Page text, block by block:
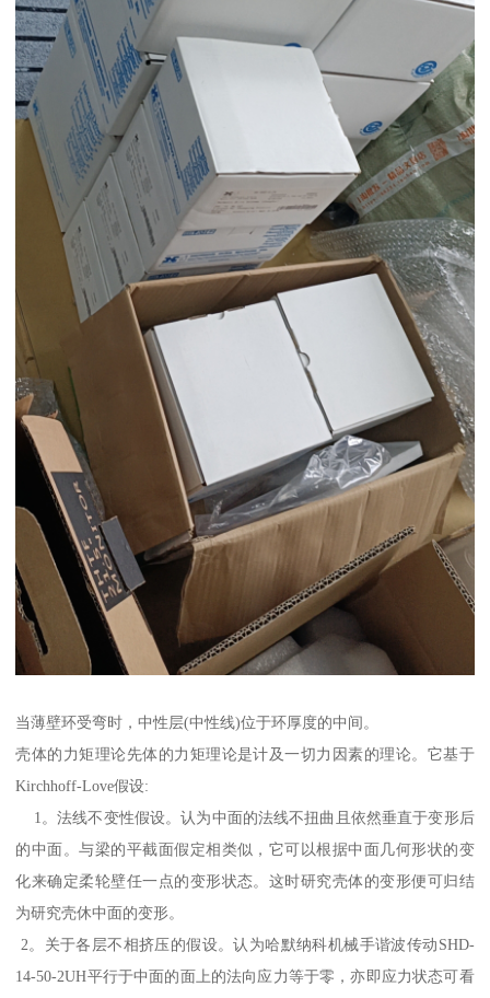
当薄壁环受弯时，中性层(中性线)位于环厚度的中间。
壳体的力矩理论先体的力矩理论是计及一切力因素的理论。它基于
Kirchhoff-Love假设:
1。法线不变性假设。认为中面的法线不扭曲且依然垂直于变形后
的中面。与梁的平截面假定相类似，它可以根据中面几何形状的变
化来确定柔轮壁任一点的变形状态。这时研究壳体的变形便可归结
为研究壳休中面的变形。
2。关于各层不相挤压的假设。认为哈默纳科机械手谐波传动SHD-
14-50-2UH平行于中面的面上的法向应力等于零，亦即应力状态可看